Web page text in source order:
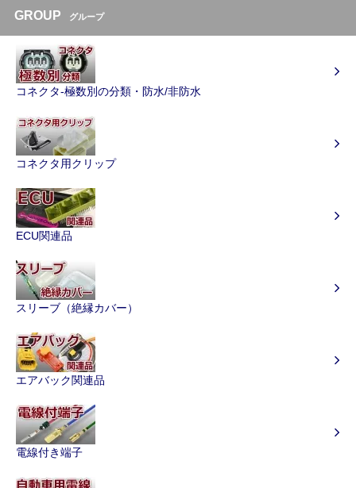
GROUP グループ
コネクタ-極数別の分類・防水/非防水
コネクタ用クリップ
ECU関連品
スリーブ（絶縁カバー）
エアバック関連品
電線付き端子